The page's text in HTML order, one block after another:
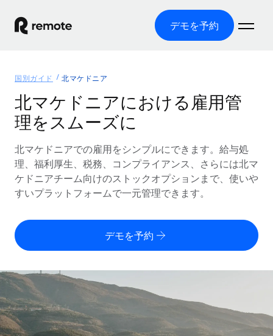
デモを予約
グローバル雇用
グローバル給与処理
コンプライアンス対応の給与処理を手軽に
Employer of Record（EOR）
グローバル展開をコストをかけずに実現
Contractor of Record
世界中の契約社員と法令を遵守して契約
世界中の契約社員をオンボーディングし、管理
PEO
複雑な雇用関連業務を外部委託
ソリューション
各国の制度に対応
国別ガイド
/国別のグローバル雇用支援を検索する
Remoteを他社と比較
成長の段階
スタートアップ
リソース
ツールと計算ツール
従業員コスト計算ツール
契約社員の報酬計算ツール
グローバルな契約社員向けに、通貨オプションと支払スピー
ドを確認する
価格
English
Nederlands
Français
ログイン
国別ガイド 北マケドニア
北マケドニアにおける雇用管
理をスムーズに
北マケドニアでの雇用をシンプルにできます。給与処
理、福利厚生、税務、コンプライアンス、さらには北マ
ケドニアチーム向けのストックオプションまで、使いや
すいプラットフォームで一元管理できます。
デモを予約